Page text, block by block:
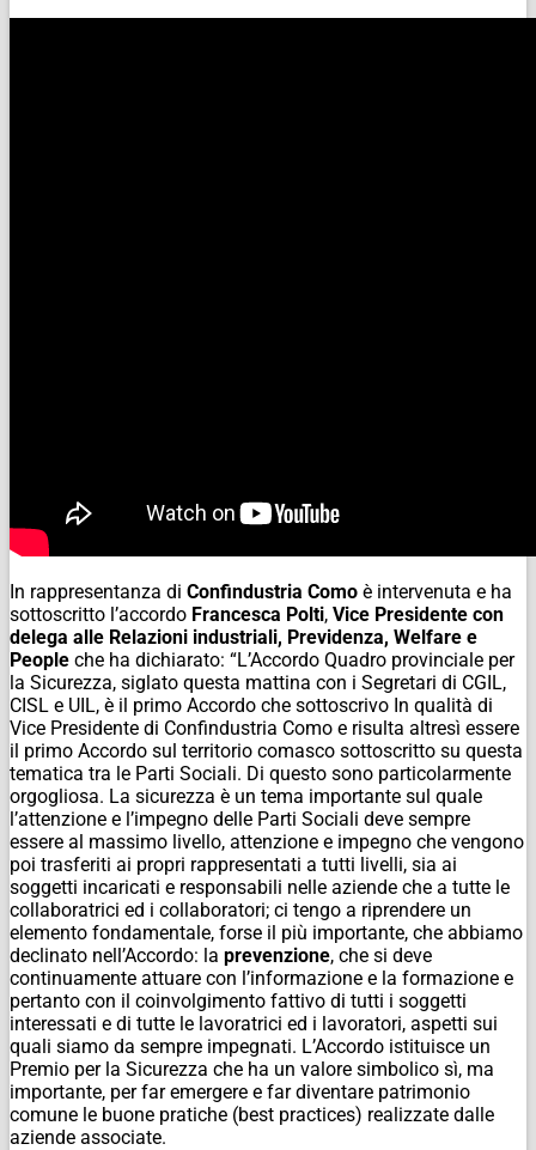
In rappresentanza di Confindustria Como è intervenuta e ha
sottoscritto l’accordo Francesca Polti, Vice Presidente con
delega alle Relazioni industriali, Previdenza, Welfare e
People che ha dichiarato: “L’Accordo Quadro provinciale per
la Sicurezza, siglato questa mattina con i Segretari di CGIL,
CISL e UIL, è il primo Accordo che sottoscrivo In qualità di
Vice Presidente di Confindustria Como e risulta altresì essere
il primo Accordo sul territorio comasco sottoscritto su questa
tematica tra le Parti Sociali. Di questo sono particolarmente
orgogliosa. La sicurezza è un tema importante sul quale
l’attenzione e l’impegno delle Parti Sociali deve sempre
essere al massimo livello, attenzione e impegno che vengono
poi trasferiti ai propri rappresentati a tutti livelli, sia ai
soggetti incaricati e responsabili nelle aziende che a tutte le
collaboratrici ed i collaboratori; ci tengo a riprendere un
elemento fondamentale, forse il più importante, che abbiamo
declinato nell’Accordo: la prevenzione, che si deve
continuamente attuare con l’informazione e la formazione e
pertanto con il coinvolgimento fattivo di tutti i soggetti
interessati e di tutte le lavoratrici ed i lavoratori, aspetti sui
quali siamo da sempre impegnati. L’Accordo istituisce un
Premio per la Sicurezza che ha un valore simbolico sì, ma
importante, per far emergere e far diventare patrimonio
comune le buone pratiche (best practices) realizzate dalle
aziende associate.